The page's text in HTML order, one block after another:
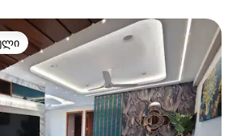
ვარიანტი